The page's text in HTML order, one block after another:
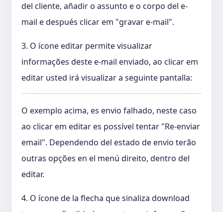
del cliente, añadir o assunto e o corpo del e-
mail e después clicar em "gravar e-mail".
3. O ícone editar permite visualizar
informações deste e-mail enviado, ao clicar em
editar usted irá visualizar a seguinte pantalla:
O exemplo acima, es envio falhado, neste caso
ao clicar em editar es possível tentar "Re-enviar
email". Dependendo del estado de envio terão
outras opções en el menú direito, dentro del
editar.
4. O ícone de la flecha que sinaliza download